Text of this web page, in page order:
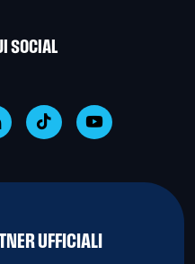
SOCIAL
UFFICIALI